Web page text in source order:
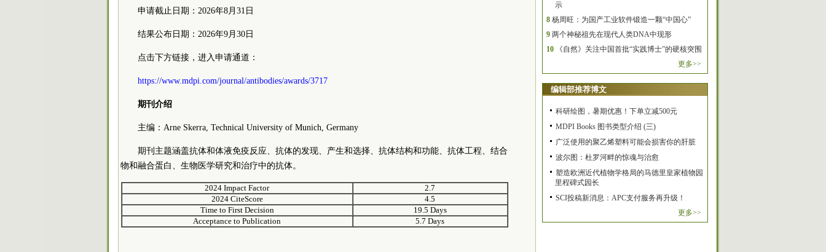
申请截止日期：2026年8月31日
结果公布日期：2026年9月30日
点击下方链接，进入申请通道：
https://www.mdpi.com/journal/antibodies/awards/3717
期刊介绍
主编：Arne Skerra, Technical University of Munich, Germany
期刊主题涵盖抗体和体液免疫反应、抗体的发现、产生和选择、抗体结构和功能、抗体工程、结合
物和融合蛋白、生物医学研究和治疗中的抗体。
2024 Impact Factor
2.7
2024 CiteScore
4.5
Time to First Decision
19.5 Days
Acceptance to Publication
5.7 Days
示
8 杨周旺：为国产工业软件锻造一颗“中国心”
9 两个神秘祖先在现代人类DNA中现形
10
《自然》关注中国首批“实践博士”的硬核突围
更多>>
编辑部推荐博文
科研绘图，暑期优惠！下单立减500元
MDPI Books 图书类型介绍 (三)
广泛使用的聚乙烯塑料可能会损害你的肝脏
波尔图：杜罗河畔的惊魂与治愈
塑造欧洲近代植物学格局的马德里皇家植物园
里程碑式园长
SCI投稿新消息：APC支付服务再升级！
更多>>